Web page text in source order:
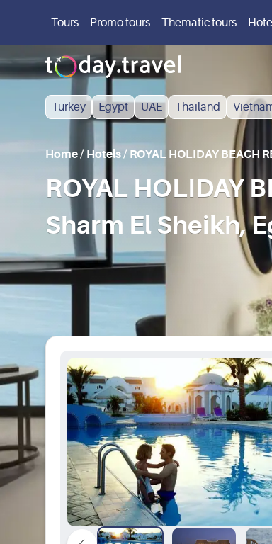
Tours Promo tours Thematic tours
Turkey Egypt UAE Thailand
Home/ Hotels/ ROYAL HOLIDAY BEACH
ROYAL HOLIDAY
Sharm El Sheikh,